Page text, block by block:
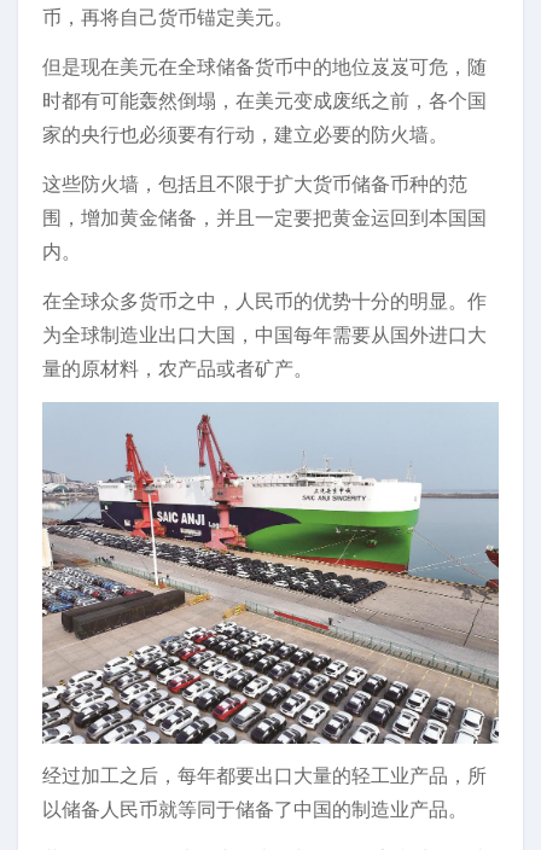
币，再将自己货币锚定美元。
但是现在美元在全球储备货币中的地位岌岌可危，随
时都有可能轰然倒塌，在美元变成废纸之前，各个国
家的央行也必须要有行动，建立必要的防火墙。
这些防火墙，包括且不限于扩大货币储备币种的范
围，增加黄金储备，并且一定要把黄金运回到本国国
内。
在全球众多货币之中，人民币的优势十分的明显。作
为全球制造业出口大国，中国每年需要从国外进口大
量的原材料，农产品或者矿产。
经过加工之后，每年都要出口大量的轻工业产品，所
以储备人民币就等同于储备了中国的制造业产品。